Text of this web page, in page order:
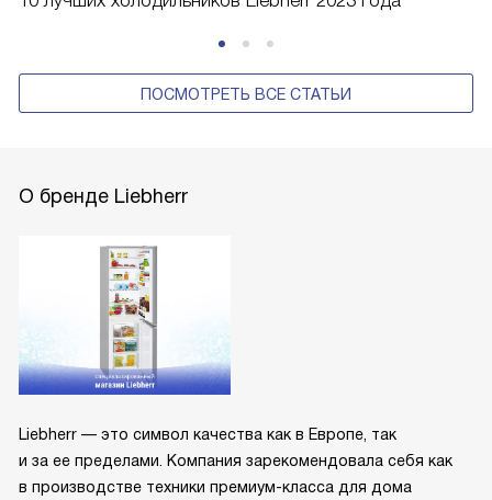
ПОСМОТРЕТЬ ВСЕ СТАТЬИ
О бренде Liebherr
Liebherr — это символ качества как в Европе, так
и за ее пределами. Компания зарекомендовала себя как
в производстве техники премиум-класса для дома